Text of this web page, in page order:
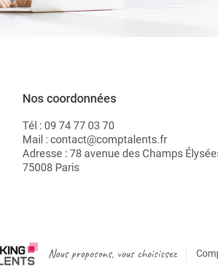
Nos coordonnées
Tél : 09 74 77 03 70
Mail : contact@comptalents.fr
Adresse : 78 avenue des Champs
75008 Paris
Nous proposons, vous choisissez